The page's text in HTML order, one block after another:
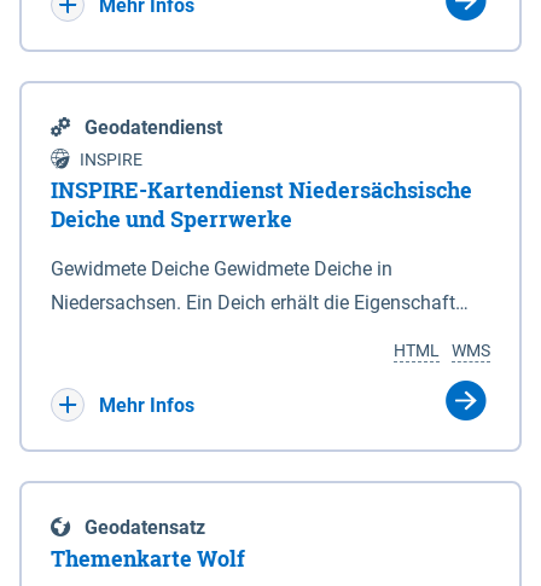
Mehr Infos
Geodatendienst
INSPIRE
INSPIRE-Kartendienst Niedersächsische
Deiche und Sperrwerke
Gewidmete Deiche Gewidmete Deiche in
Niedersachsen. Ein Deich erhält die Eigenschaft
Deichbehörde durch Verordnung ausspricht. Für
enthalten. Sperrwerke Sperrwerke sind Bauwerke
mit Sperrvorrichtungen in Tidegewässern, die dem
WMS
HTML
Mehr Infos
Geodatensatz
Themenkarte Wolf